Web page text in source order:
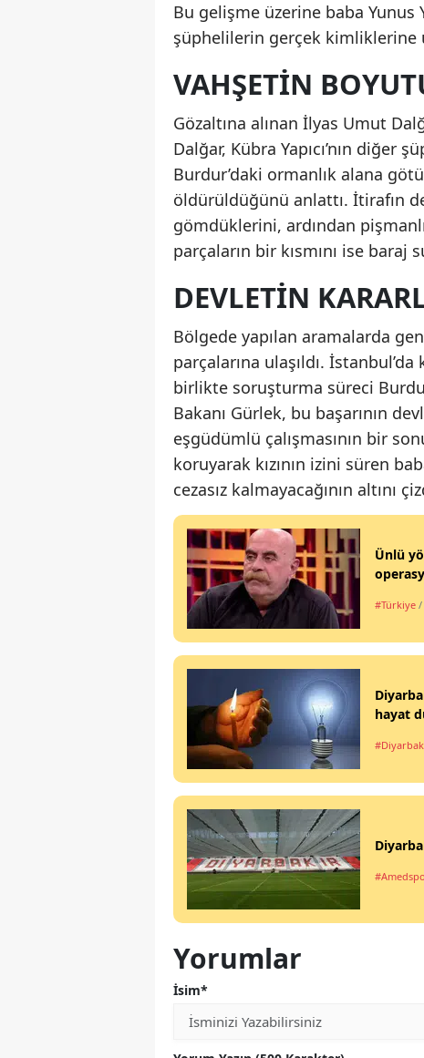
Bu gelişme üzerine baba Yunus
şüphelilerin gerçek kimliklerine
VAHŞETIN
Gözaltına alınan İlyas Umut
Dalğar, Kübra Yapıcı’nın diğer
Burdur’daki ormanlık alana
öldürüldüğünü anlattı. İtirafın
gömdüklerini, ardından
parçaların bir kısmını ise baraj
DEVLETIN
Bölgede yapılan aramalarda
parçalarına ulaşıldı.
birlikte soruşturma süreci
Bakanı Gürlek, bu başarının
eşgüdümlü çalışmasının bir
koruyarak kızının izini süren
cezasız kalmayacağının altını
Ünlü
#Türkiye /
hayat
Yorumlar
İsim*